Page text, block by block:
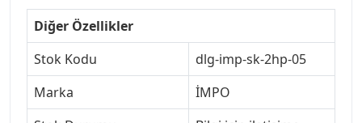
Diğer Özellikler
Stok Kodu
dlg-imp-sk-2hp-05
Marka
İMPO